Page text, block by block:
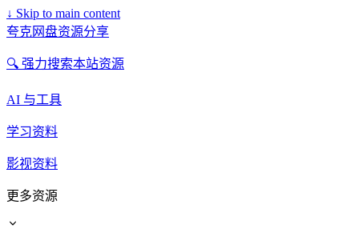
↓ Skip to main content
夸克网盘资源分享
🔍 强力搜索本站资源
AI 与工具
学习资料
影视资料
更多资源